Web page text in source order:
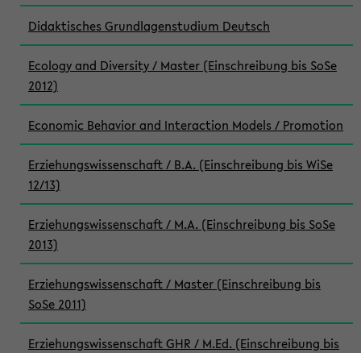
Didaktisches Grundlagenstudium Deutsch
Ecology and Diversity / Master (Einschreibung bis SoSe
2012)
Economic Behavior and Interaction Models / Promotion
Erziehungswissenschaft / B.A. (Einschreibung bis WiSe
12/13)
Erziehungswissenschaft / M.A. (Einschreibung bis SoSe
2013)
Erziehungswissenschaft / Master (Einschreibung bis
SoSe 2011)
Erziehungswissenschaft GHR / M.Ed. (Einschreibung bis